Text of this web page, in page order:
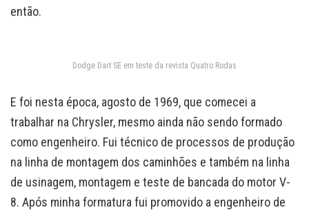
então.
Dodge Dart SE em teste da revista Quatro Rodas
E foi nesta época, agosto de 1969, que comecei a
trabalhar na Chrysler, mesmo ainda não sendo formado
como engenheiro. Fui técnico de processos de produção
na linha de montagem dos caminhões e também na linha
de usinagem, montagem e teste de bancada do motor V-
8. Após minha formatura fui promovido a engenheiro de